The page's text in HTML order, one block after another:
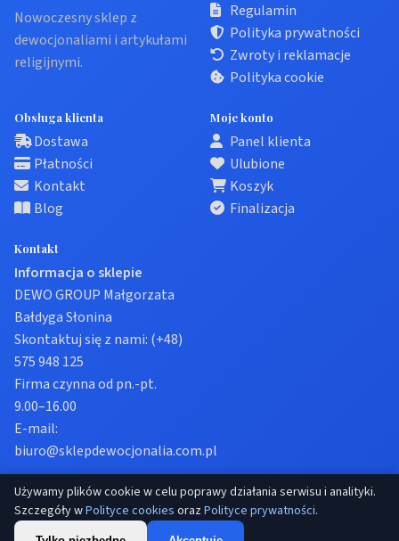
Nowoczesny sklep z
dewocjonaliami i artykułami
religijnymi.
Regulamin
Polityka prywatności
Zwroty i reklamacje
Polityka cookie
Obsługa klienta
Dostawa
Płatności
Kontakt
Blog
Moje konto
Panel klienta
Ulubione
Koszyk
Finalizacja
Kontakt
Informacja o sklepie
DEWO GROUP Małgorzata
Bałdyga Słonina
Skontaktuj się z nami: (+48)
575 948 125
Firma czynna od pn.-pt.
9.00–16.00
E-mail:
biuro@sklepdewocjonalia.com.pl
© 2026 Sklep dewocjonalia. Wszelkie prawa zastrzeżone.
Prywatność
Regulamin Ustawienia cookies
Używamy plików cookie w celu poprawy działania serwisu i analityki.
Szczegóły wPolityce cookies orazPolityce prywatności.